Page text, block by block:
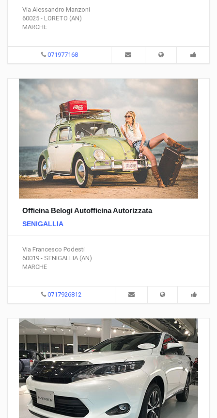
Via Alessandro Manzoni
60025 - LORETO (AN)
MARCHE
071977168
Officina Belogi Autofficina Autorizzata
SENIGALLIA
Via Francesco Podesti
60019 - SENIGALLIA (AN)
MARCHE
0717926812